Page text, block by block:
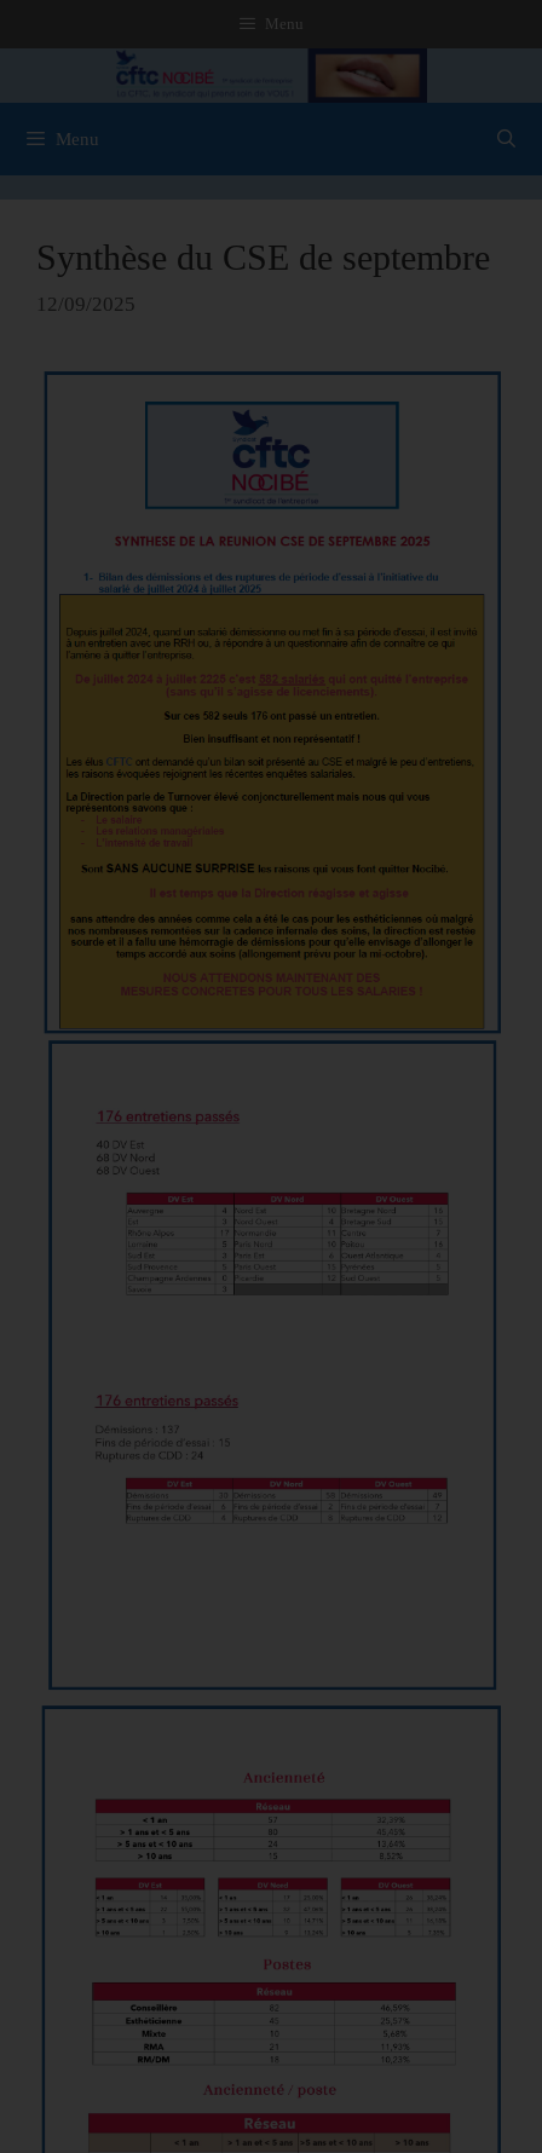
Menu
Menu
Synthèse du CSE de septembre
12/09/2025